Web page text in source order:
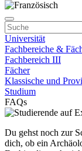
Universität
Fachbereiche &
Fachbereich III
Fächer
Klassische und
Studium
FAQs
Du gehst noch zur
dich, ob ein